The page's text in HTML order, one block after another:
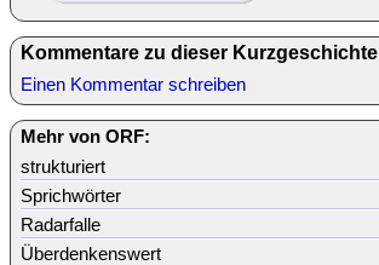
Kommentare zu dieser Kurzgeschichte
Einen Kommentar schreiben
Mehr von ORF:
strukturiert
Sprichwörter
Radarfalle
Überdenkenswert